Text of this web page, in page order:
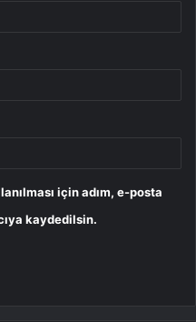
için adım, e-posta
kaydedilsin.